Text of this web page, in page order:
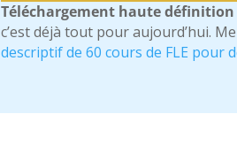
Téléchargement haute définition
c’est déjà tout pour aujourd’hui.
descriptif de 60 cours de FLE pour